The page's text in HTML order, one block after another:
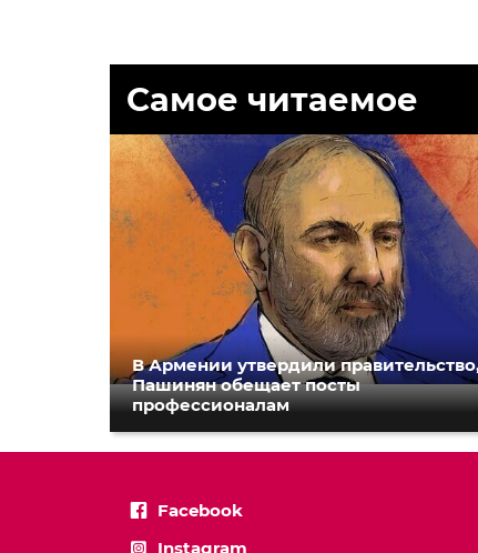
Самое читаемое
В Армении утвердили
Пашинян обещает посты
профессионалам
Facebook
Instagram